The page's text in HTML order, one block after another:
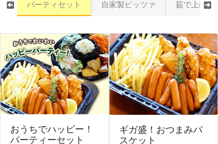
パーティセット 自家製ピッツァ 茹で上げパ
おうちでハッピー！
パーティーセット
ギガ盛！おつまみバ
スケット